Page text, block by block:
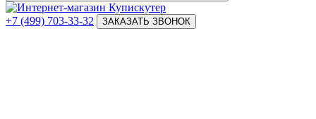
+7 (499) 703-33-32 ЗАКАЗАТЬ ЗВОНОК